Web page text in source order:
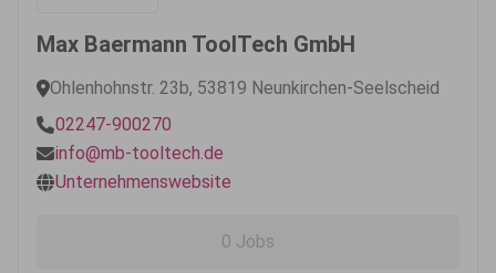
Max Baermann ToolTech GmbH
Ohlenhohnstr. 23b, 53819 Neunkirchen-Seelscheid
02247-900270
info@mb-tooltech.de
Unternehmenswebsite
0 Jobs